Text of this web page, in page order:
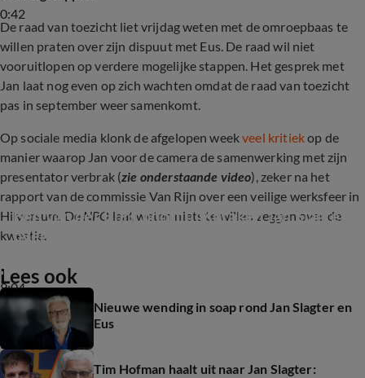
0:42
De raad van toezicht liet vrijdag weten met de omroepbaas te
willen praten over zijn dispuut met Eus. De raad wil niet
vooruitlopen op verdere mogelijke stappen. Het gesprek met
Jan laat nog even op zich wachten omdat de raad van toezicht
pas in september weer samenkomt.
Op sociale media klonk de afgelopen weekveel kritiekop de
manier waarop Jan voor de camera de samenwerking met zijn
presentator verbrak (zie onderstaande video), zeker na het
rapport van de commissie Van Rijn over een veilige werksfeer in
Hilversum. De NPO laat weten niets te willen zeggen over de
kwestie.
9:04
Ben van der Burg hoort uitspraken Jan Slagter
over Özcan Akyol: ‘Dit kan écht niet!’ (De
Lees ook
Nieuwe wending in soap rond Jan Slagter en
Eus
Tim Hofman haalt uit naar Jan Slagter: